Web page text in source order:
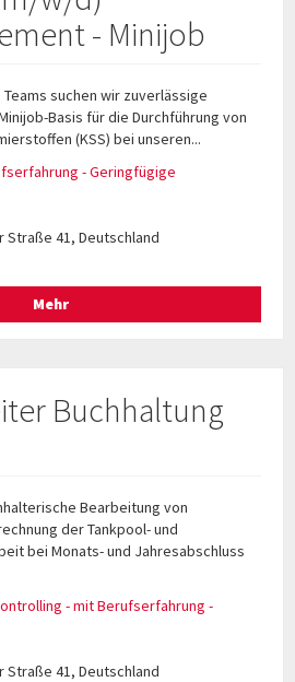
- Minijob
suchen wir zuverlässige
Basis für die Durchführung von
(KSS) bei unseren...
- Geringfügige
Straße 41, Deutschland
Mehr
Buchhaltung
Bearbeitung von
der Tankpool- und
bei Monats- und Jahresabschluss
- mit Berufserfahrung -
Straße 41, Deutschland